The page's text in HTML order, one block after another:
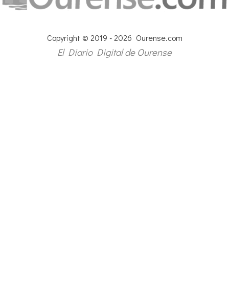
Copyright © 2019 - 2026 Ourense.com
El Diario Digital de Ourense